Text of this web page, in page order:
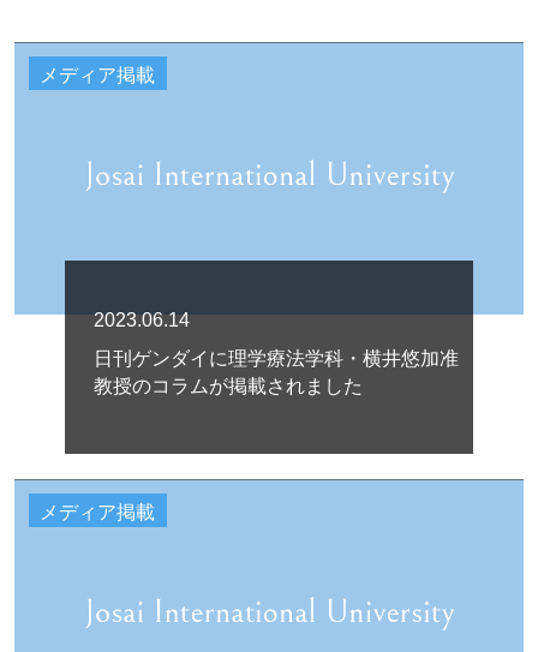
メディア掲載
2023.06.14
日刊ゲンダイに理学療法学科・横井悠加准
教授のコラムが掲載されました
メディア掲載